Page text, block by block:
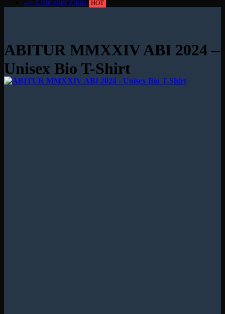
--> Liste aller Zitate HOT
ABITUR MMXXIV ABI 2024 –
Unisex Bio T-Shirt